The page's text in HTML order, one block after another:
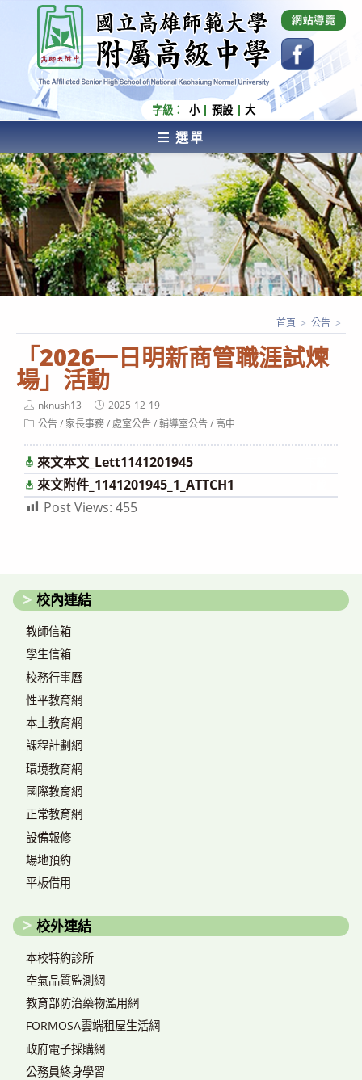
內
容
國立高雄師範大學附屬高級中學 Affiliated Senior
High School of National Kaohsiung Normal
University
字級： 小 預設 大
選單
AFFILIATED SENIOR HIGH SCHOOL OF NATIONAL
KAOHSIUNG NORMAL UNIVERSITY
「2026一日明新商管職涯試煉
場」活動
首頁 > 公告 >
Post
author:
nknush13
Post
published:
2025-12-19
Post公告/ 家長事務/處室公告/輔導室公告/高中
來文本文_Lett1141201945
來文附件_1141201945_1_ATTCH1
Post Views: 455
校內連結
教師信箱
學生信箱
校務行事曆
性平教育網
本土教育網
課程計劃網
環境教育網
國際教育網
正常教育網
設備報修
場地預約
平板借用
校外連結
本校特約診所
空氣品質監測網
教育部防治藥物濫用網
FORMOSA雲端租屋生活網
政府電子採購網
公務員終身學習